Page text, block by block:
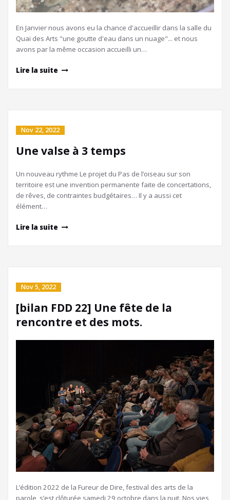
En Janvier nous avons eu la chance d'accueillir dans la salle du
Quai des Arts "une goutte d'eau dans un nuage"... et nous
avons par la même occasion accueilli un…
Lire la suite
Nov 22, 2022
Une valse à 3 temps
Un nouveau rythme Le projet du Pas de l’oiseau sur son
territoire est une invention permanente faite de concertations,
de rêves, de contraintes budgétaires… Il y a aussi cet
élément…
Lire la suite
Nov 5, 2022
[bilan FDD 22] Une fête de la
rencontre et des mots.
L’édition 2022 de la Fureur de Dire, festival des arts de la